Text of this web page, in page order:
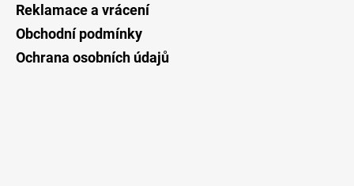
Reklamace a vrácení
Obchodní podmínky
Ochrana osobních údajů